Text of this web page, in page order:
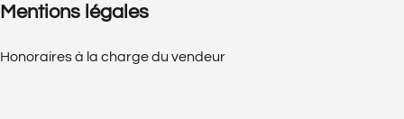
Mentions légales
Honoraires à la charge du vendeur